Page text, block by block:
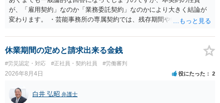
が、「雇用契約」なのか「業務委託契約」なのかにより大きく結論が
変わります。 ・芸能事務所の専属契約では、残存期間や報酬額、投下
務上よくあるからといって当然に適法という意味ではなく、実際の損
害との対応関係や合理性が重要です。 ・違約金に上限がなくても、常
に有効になるわけではありません。契約が労働契約に近い実態なら労
基法16条で無効となる余地があり、そうでなくても、金額が事務所の
損害と比べて過大なら無効や減額が争点になります。 ・契約前の修正
交渉は一般的です。 交渉の方向としては、上限額を設ける、実損害ベ
ースにする、算定根拠を明確化する、違約金ではなく「合理的な実
休業期間の定めと請求出来る金銭
#労災認定・対応 #正社員・契約社員 #労働審判
2026年8月4日 役にたった 2
白井 弘昭 弁護士